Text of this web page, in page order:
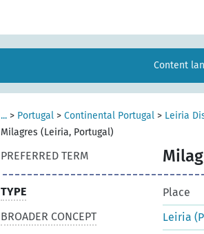
Content
... > Portugal > Continental Portugal > Leiria
Milagres (Leiria, Portugal)
PREFERRED TERM
TYPE
Place
BROADER CONCEPT
Leiria